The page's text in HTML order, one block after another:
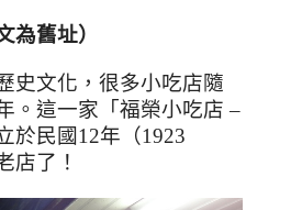
為舊址）
史文化，很多小吃店隨
。這一家「福榮小吃店 –
於民國12年（1923
店了 ！